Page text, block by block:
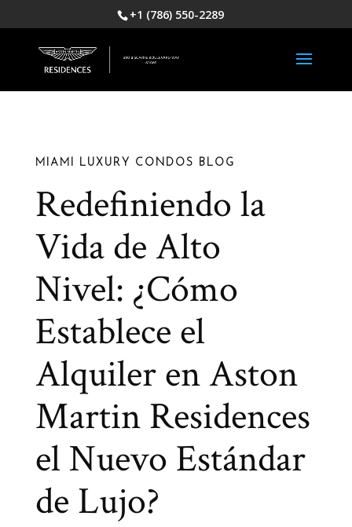
+1 (786) 550-2289
Redefiniendo la
Vida de Alto
Nivel: ¿Cómo
Establece el
Alquiler en Aston
Martin Residences
el Nuevo Estándar
de Lujo?
MIAMI LUXURY CONDOS BLOG